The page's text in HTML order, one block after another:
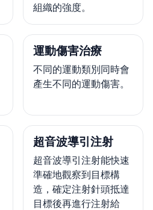
組織的強度。
運動傷害治療
不同的運動類別同時會
產生不同的運動傷害。
超音波導引注射
超音波導引注射能快速
準確地觀察到目標構
造，確定注射針頭抵達
目標後再進行注射給